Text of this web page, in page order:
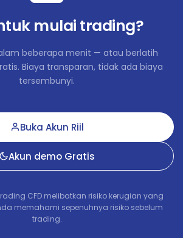
in points
in points
in points
0.07
-6
in points -2.57
in points
mulai trading?
beberapa menit — atau berlatih
Biaya transparan, tidak ada biaya
tersembunyi.
Buka Akun Riil
Akun demo Gratis
CFD melibatkan risiko kerugian yang
memahami sepenuhnya risiko sebelum
trading.